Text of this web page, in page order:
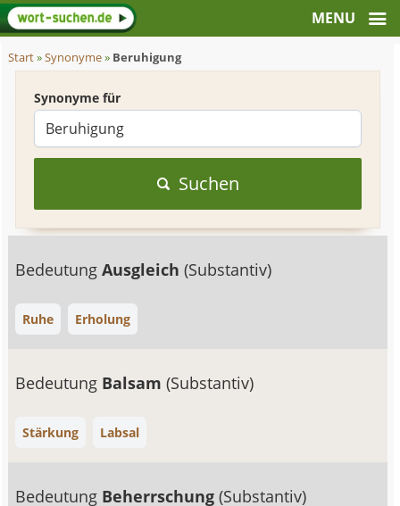
Start»Synonyme» Beruhigung
Synonyme für
Suchen
BedeutungAusgleich(Substantiv)
Ruhe Erholung
Bedeutung Balsam(Substantiv)
Stärkung Labsal
Bedeutung Beherrschung(Substantiv)